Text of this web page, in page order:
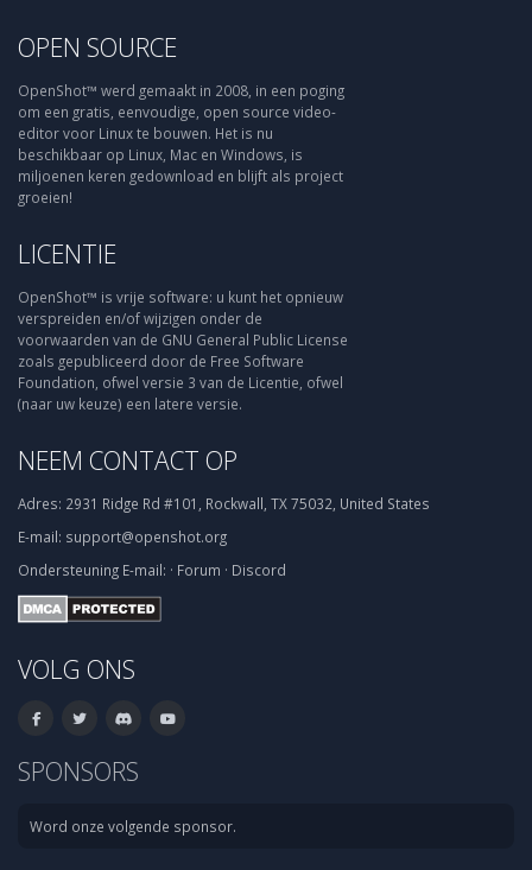
OPEN SOURCE
OpenShot™ werd gemaakt in 2008, in een poging
om een gratis, eenvoudige, open source video-
editor voor Linux te bouwen. Het is nu
beschikbaar op Linux, Mac en Windows, is
miljoenen keren gedownload en blijft als project
groeien!
LICENTIE
OpenShot™ is vrije software: u kunt het opnieuw
verspreiden en/of wijzigen onder de
voorwaarden van de GNU General Public License
zoals gepubliceerd door de Free Software
Foundation, ofwel versie 3 van de Licentie, ofwel
(naar uw keuze) een latere versie.
NEEM CONTACT OP
Adres: 2931 Ridge Rd #101, Rockwall, TX 75032, United States
E-mail: support@openshot.org
Ondersteuning E-mail: · Forum · Discord
VOLG ONS
SPONSORS
Word onze volgende sponsor.